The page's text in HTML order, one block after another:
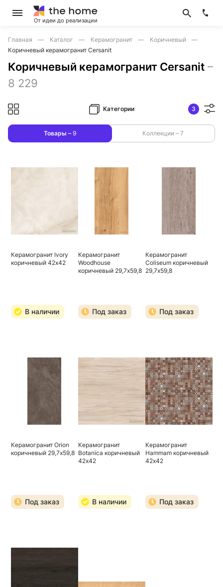
От идеи до реализации
Главная Каталог Керамогранит
Коричневый
Коричневый керамогранит Cersanit
Коричневый керамогранит Cersanit –
8 229
Категории 3
Товары – 9 Коллекции – 7
Керамогранит Ivory
коричневый 42х42
В наличии
Керамогранит
Woodhouse
коричневый 29,7х59,8
Под заказ
Керамогранит
Coliseum коричневый
29,7х59,8
Под заказ
Керамогранит Orion
коричневый 29,7х59,8
Под заказ
Керамогранит
Botanica коричневый
42х42
В наличии
Керамогранит
Hammam коричневый
42х42
Под заказ